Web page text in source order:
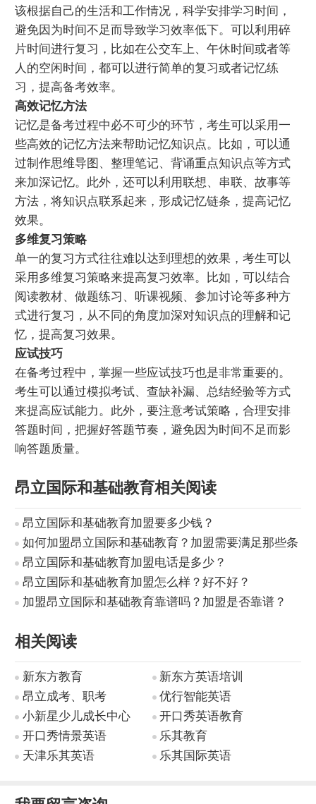
该根据自己的生活和工作情况，科学安排学习时间，
避免因为时间不足而导致学习效率低下。可以利用碎
片时间进行复习，比如在公交车上、午休时间或者等
人的空闲时间，都可以进行简单的复习或者记忆练
习，提高备考效率。
高效记忆方法
记忆是备考过程中必不可少的环节，考生可以采用一
些高效的记忆方法来帮助记忆知识点。比如，可以通
过制作思维导图、整理笔记、背诵重点知识点等方式
来加深记忆。此外，还可以利用联想、串联、故事等
方法，将知识点联系起来，形成记忆链条，提高记忆
效果。
多维复习策略
单一的复习方式往往难以达到理想的效果，考生可以
采用多维复习策略来提高复习效率。比如，可以结合
阅读教材、做题练习、听课视频、参加讨论等多种方
式进行复习，从不同的角度加深对知识点的理解和记
忆，提高复习效果。
应试技巧
在备考过程中，掌握一些应试技巧也是非常重要的。
考生可以通过模拟考试、查缺补漏、总结经验等方式
来提高应试能力。此外，要注意考试策略，合理安排
答题时间，把握好答题节奏，避免因为时间不足而影
响答题质量。
昂立国际和基础教育相关阅读
昂立国际和基础教育加盟要多少钱？
如何加盟昂立国际和基础教育？加盟需要满足那些条
件？
昂立国际和基础教育加盟电话是多少？
昂立国际和基础教育加盟怎么样？好不好？
加盟昂立国际和基础教育靠谱吗？加盟是否靠谱？
相关阅读
新东方教育
新东方英语培训
昂立成考、职考
优行智能英语
小新星少儿成长中心
开口秀英语教育
开口秀情景英语
乐其教育
天津乐其英语
乐其国际英语